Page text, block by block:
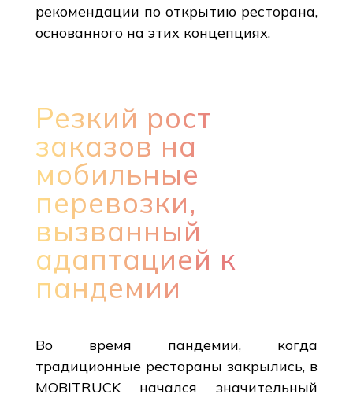
рекомендации по открытию ресторана,
основанного на этих концепциях.
Резкий рост
заказов на
мобильные
перевозки,
вызванный
адаптацией к
пандемии
Во время пандемии, когда
традиционные рестораны закрылись, в
MOBITRUCK начался значительный